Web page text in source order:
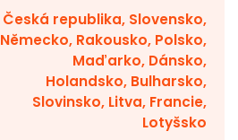
Česká republika, Slovensko,
Německo, Rakousko, Polsko,
Maďarko, Dánsko,
Holandsko, Bulharsko,
Slovinsko, Litva, Francie,
Lotyšsko